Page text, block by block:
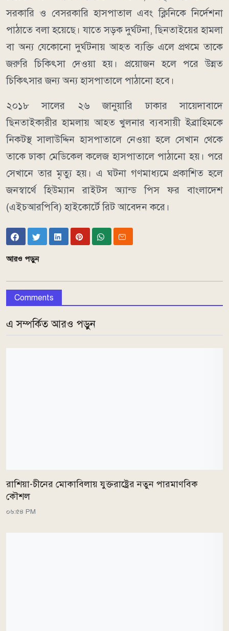
সরকারি ও বেসরকারি হাসপাতাল এবং ক্লিনিকে নির্দেশনা
পাঠাতে বলা হয়েছে। যাতে সড়ক দুর্ঘটনা, ছিনতাইয়ের হামলা
বা অন্য যেকোনো দুর্ঘটনায় আহত ব্যক্তি এলে প্রথমে তাকে
জরুরি চিকিৎসা দেওয়া হয়। প্রয়োজন হলে পরে উন্নত
চিকিৎসার জন্য অন্য হাসপাতালে পাঠানো হবে।
২০১৮ সালের ২৬ জানুয়ারি ঢাকার সায়েদাবাদে
ছিনতাইকারীর হামলায় আহত খুলনার ব্যবসায়ী ইব্রাহিমকে
নিকটস্থ সালাউদ্দিন হাসপাতালে নেওয়া হলে সেখান থেকে
তাকে ঢাকা মেডিকেল কলেজ হাসপাতালে পাঠানো হয়। পরে
সেখানে তার মৃত্যু হয়। এ ঘটনা গণমাধ্যমে প্রকাশিত হলে
জনস্বার্থে হিউম্যান রাইটস অ্যান্ড পিস ফর বাংলাদেশ
(এইচআরপিবি) হাইকোর্টে রিট আবেদন করে।
আরও পড়ুন
Comments
এ সম্পর্কিত আরও পড়ুন
রাশিয়া-চীনের মোকাবিলায় যুক্তরাষ্ট্রের নতুন পারমাণবিক
কৌশল
০৬:৫৪ PM